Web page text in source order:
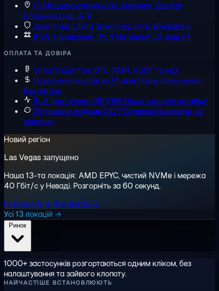
13 Місцезнаходжень Пн. Америка, Європа,
Близький Схід, АТР
Захист від DDoS Захист від атак вбудовано
IPv6 + виділений IPv4 Нативний v6, ваш v4
ОПЛАТА ТА ДОВІРА
Оплата криптою BTC, XMR, USDT та інші
Повернення коштів за 14 днів Повне повернення,
без питань
SLA доступності 99,95% Наша гарантія аптайму
Підтримка людьми 24/7Справжні інженери, за
хвилини
Новий регіон
Las Vegas запущено
Наша 13-та локація: AMD EPYC, чистий NVMe і мережа
40 Гбіт/с у Неваді. Розгорніть за 60 секунд.
Розгорнути в Лас-Вегасі →
Усі 13 локацій →
1000+ застосунків розгортаються одним кліком, без
налаштування та зайвого клопоту.
НАЙЧАСТІШЕ ВСТАНОВЛЮЮТЬ